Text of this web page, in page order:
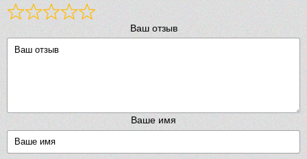
Ваш отзыв
Ваше имя